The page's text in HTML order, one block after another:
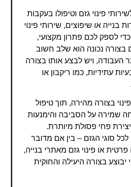
פינוי גזם וטיפולו בעקבות
בנייה או שיפוצים, שירותי פינוי
כדי לספק לכם פתרון מקצועי,
בצורה נכונה הוא שלב חשוב
העבודה, ויש לבצע אותו בצורה
עתידיות, כמו ריקבון או
בצורה מהירה, תוך טיפול
שמירה על הסביבה והימנעות
פחי פסולת מיותרת.
סוגי הגזם – בין אם מדובר
או פינוי גזם מאתרי בנייה,
יבוצע בצורה היעילה והחוקית